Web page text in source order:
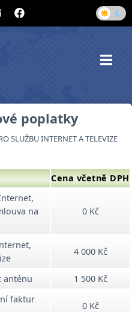
poplatky
SLUŽBU INTERNET A TELEVIZE
Cena včetně DPH
na
0 Kč
4 000 Kč
anténu
1 500 Kč
faktur
0 Kč